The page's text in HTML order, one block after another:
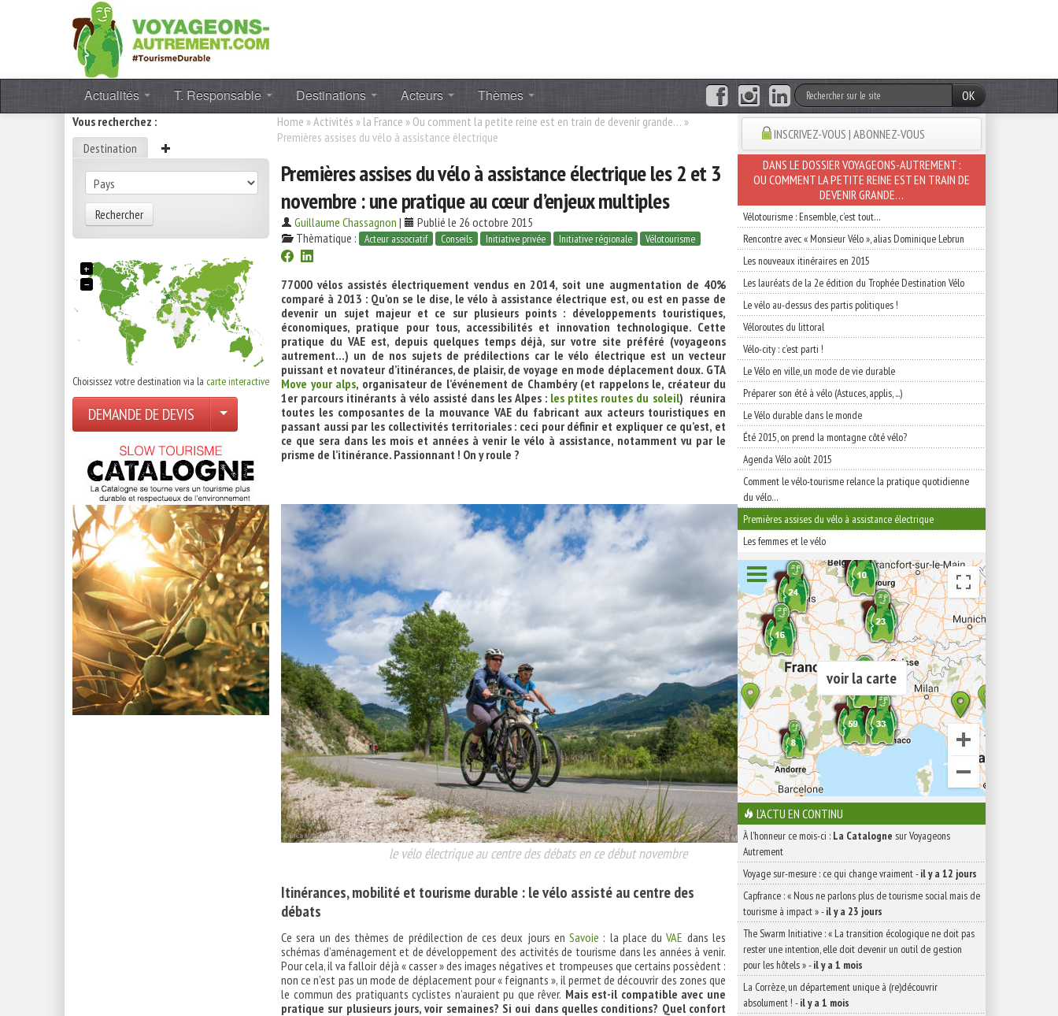
Actualités T. Responsable Destinations Acteurs Thèmes
OK
Vous recherchez :
Destination
Rechercher
+
−
Choisissez votre destination via la carte interactive
DEMANDE DE DEVIS
Home »Activités » la France » Ou comment la petite reine est en train de devenir grande… »
Premières assises du vélo à assistance électrique
Premières assises du vélo à assistance électrique les 2 et 3
novembre : une pratique au cœur d’enjeux multiples
Guillaume Chassagnon |
Publié le 26 octobre 2015
Thèmatique :
Acteur associatif Conseils Initiative privée Initiative régionale Vélotourisme
77000 vélos assistés électriquement vendus en 2014, soit une augmentation de 40%
comparé à 2013 : Qu’on se le dise, le vélo à assistance électrique est, ou est en passe de
devenir un sujet majeur et ce sur plusieurs points : développements touristiques,
économiques, pratique pour tous, accessibilités et innovation technologique. Cette
pratique du VAE est, depuis quelques temps déjà, sur votre site préféré (voyageons
autrement…) un de nos sujets de prédilections car le vélo électrique est un vecteur
puissant et novateur d’itinérances, de plaisir, de voyage en mode déplacement doux. GTA
Move your alps, organisateur de l’événement de Chambéry (et rappelons le, créateur du
1er parcours itinérants à vélo assisté dans les Alpes : les ptites routes du soleil) réunira
toutes les composantes de la mouvance VAE du fabricant aux acteurs touristiques en
passant aussi par les collectivités territoriales : ceci pour définir et expliquer ce qu’est, et
ce que sera dans les mois et années à venir le vélo à assistance, notamment vu par le
prisme de l’itinérance. Passionnant ! On y roule ?
le vélo électrique au centre des débats en ce début novembre
Itinérances, mobilité et tourisme durable : le vélo assisté au centre des
débats
Ce sera un des thèmes de prédilection de ces deux jours enSavoie : la place du VAE dans les
schémas d’aménagement et de développement des activités de tourisme dans les années à venir.
Pour cela, il va falloir déjà « casser » des images négatives et trompeuses que certains possèdent :
non ce n’est pas un mode de déplacement pour « feignants », il permet de découvrir des zones que
le commun des pratiquants cyclistes n’auraient pu que rêver. Mais est-il compatible avec une
pratique sur plusieurs jours, voir semaines? Si oui dans quelles conditions? Quel confort
INSCRIVEZ-VOUS | ABONNEZ-VOUS
DANS LE DOSSIER VOYAGEONS-AUTREMENT :
OU COMMENT LA PETITE REINE EST EN TRAIN DE
DEVENIR GRANDE…
Vélotourisme : Ensemble, c’est tout…
Rencontre avec « Monsieur Vélo », alias Dominique Lebrun
Les nouveaux itinéraires en 2015
Les lauréats de la 2e édition du Trophée Destination Vélo
Le vélo au-dessus des partis politiques !
Véloroutes du littoral
Vélo-city : c’est parti !
Le Vélo en ville, un mode de vie durable
Préparer son été à vélo (Astuces, applis, ...)
Le Vélo durable dans le monde
Été 2015, on prend la montagne côté vélo?
Agenda Vélo août 2015
Comment le vélo-tourisme relance la pratique quotidienne
du vélo…
Premières assises du vélo à assistance électrique
Les femmes et le vélo
voir la carte
L'ACTU EN CONTINU
À l'honneur ce mois-ci : La Catalogne sur Voyageons
Autrement
Voyage sur-mesure : ce qui change vraiment-il y a 12 jours
Capfrance : « Nous ne parlons plus de tourisme social mais de
tourisme à impact »-il y a 23 jours
The Swarm Initiative : « La transition écologique ne doit pas
rester une intention, elle doit devenir un outil de gestion
pour les hôtels »-il y a 1 mois
La Corrèze, un département unique à (re)découvrir
absolument ! -il y a 1 mois